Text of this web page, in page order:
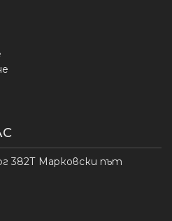
382Т Марковски път